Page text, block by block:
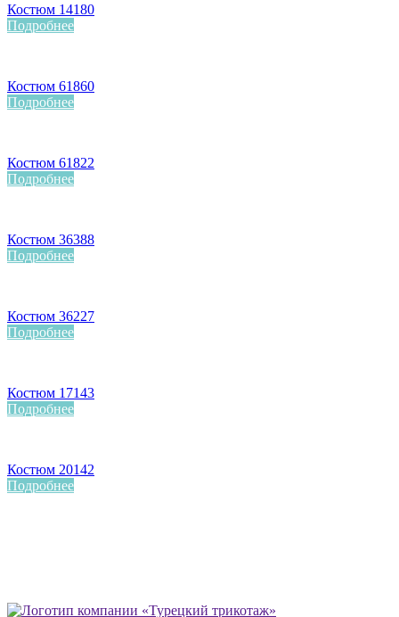
Костюм 14180
Подробнее
Костюм 61860
Подробнее
Костюм 61822
Подробнее
Костюм 36388
Подробнее
Костюм 36227
Подробнее
Костюм 17143
Подробнее
Костюм 20142
Подробнее